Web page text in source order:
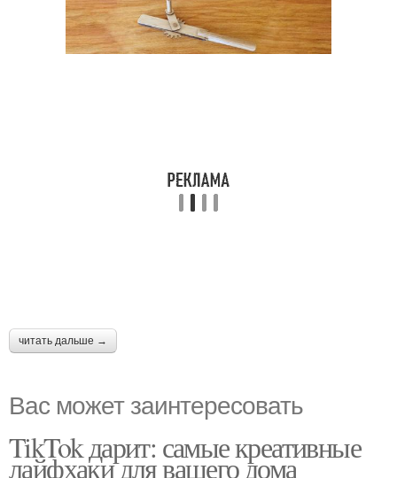
читать дальше →
Вас может заинтересовать
TikTok дарит: самые креативные
лайфхаки для вашего дома